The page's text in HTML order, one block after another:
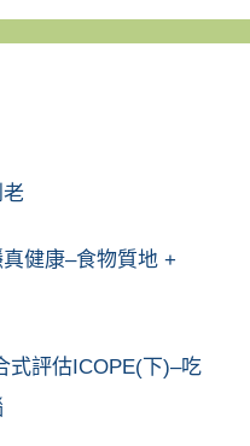
健康–食物質地 +
式評估ICOPE(下)–吃